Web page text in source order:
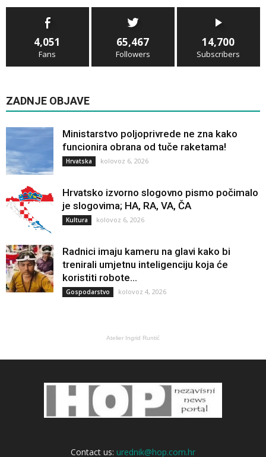
4,051
Fans
65,467
Followers
14,700
Subscribers
ZADNJE OBJAVE
Ministarstvo poljoprivrede ne zna kako
funcionira obrana od tuče raketama!
Hrvatska kolovoz 6, 2026
Hrvatsko izvorno slogovno pismo počimalo
je slogovima; HA, RA, VA, ČA
Kultura kolovoz 6, 2026
Radnici imaju kameru na glavi kako bi
trenirali umjetnu inteligenciju koja će
koristiti robote...
Gospodarstvo kolovoz 4, 2026
Atelier Ingrid Runtić
Contact us: urednik@hop.com.hr